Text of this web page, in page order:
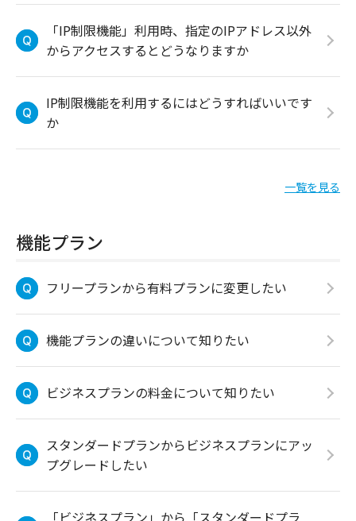
「IP制限機能」利用時、指定のIPアドレス以外
からアクセスするとどうなりますか
IP制限機能を利用するにはどうすればいいです
か
一覧を見る
機能プラン
フリープランから有料プランに変更したい
機能プランの違いについて知りたい
ビジネスプランの料金について知りたい
スタンダードプランからビジネスプランにアッ
プグレードしたい
「ビジネスプラン」から「スタンダードプラ